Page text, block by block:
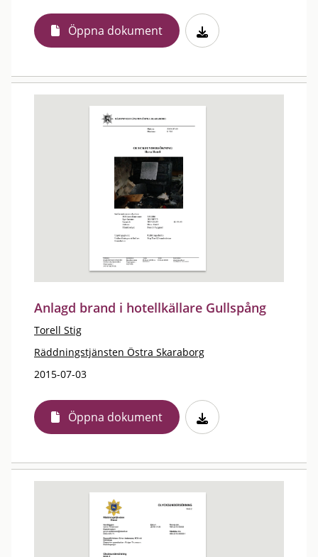
Öppna dokument
Anlagd brand i hotellkällare Gullspång
Torell Stig
Räddningstjänsten Östra Skaraborg
2015-07-03
Öppna dokument